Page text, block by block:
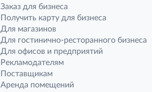
Заказ для бизнеса
Получить карту для бизнеса
Для магазинов
Для гостинично-ресторанного бизнеса
Для офисов и предприятий
Рекламодателям
Поставщикам
Аренда помещений